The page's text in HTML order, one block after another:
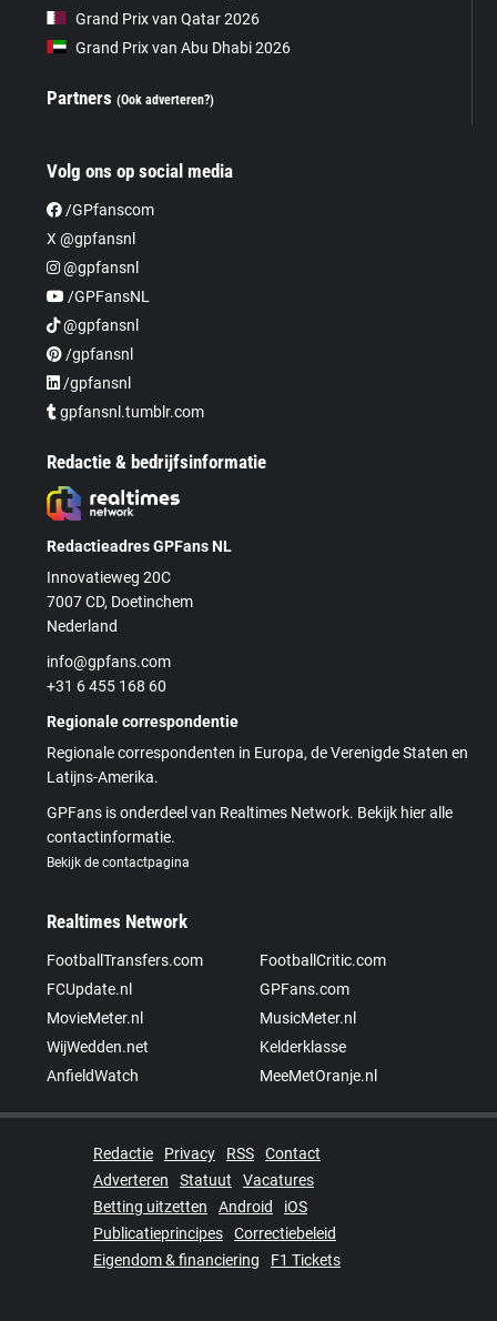
Grand Prix van Qatar 2026
Grand Prix van Abu Dhabi 2026
Partners(Ook adverteren?)
Volg ons op social media
/GPfanscom
X @gpfansnl
@gpfansnl
/GPFansNL
@gpfansnl
/gpfansnl
/gpfansnl
gpfansnl.tumblr.com
Redactie & bedrijfsinformatie
Redactieadres GPFans NL
Innovatieweg 20C
7007 CD, Doetinchem
Nederland
info@gpfans.com
+31 6 455 168 60
Regionale correspondentie
Regionale correspondenten in Europa, de Verenigde Staten en
Latijns-Amerika.
GPFans is onderdeel van Realtimes Network. Bekijk hier alle
contactinformatie.
Bekijk de contactpagina
Realtimes Network
FootballTransfers.com
FootballCritic.com
FCUpdate.nl
GPFans.com
MovieMeter.nl
MusicMeter.nl
WijWedden.net
Kelderklasse
AnfieldWatch
MeeMetOranje.nl
Redactie Privacy RSS
Contact
Adverteren
Statuut
Vacatures
Betting uitzetten
Android
iOS
Publicatieprincipes
Correctiebeleid
Eigendom & financiering
F1 Tickets